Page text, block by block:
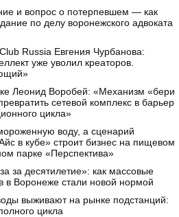
и вопрос о потерпевшем — как
по делу воронежского адвоката
Russia Евгения Чурбанова:
уже уволил креаторов.
Леонид Воробей: «Механизм «бери
сетевой комплекс в барьер
цикла»
воду, а сценарий
в кубе» строит бизнес на пищевом
парке «Перспектива»
за десятилетие»: как массовые
в Воронеже стали новой нормой
выживают на рынке подстанций:
цикла